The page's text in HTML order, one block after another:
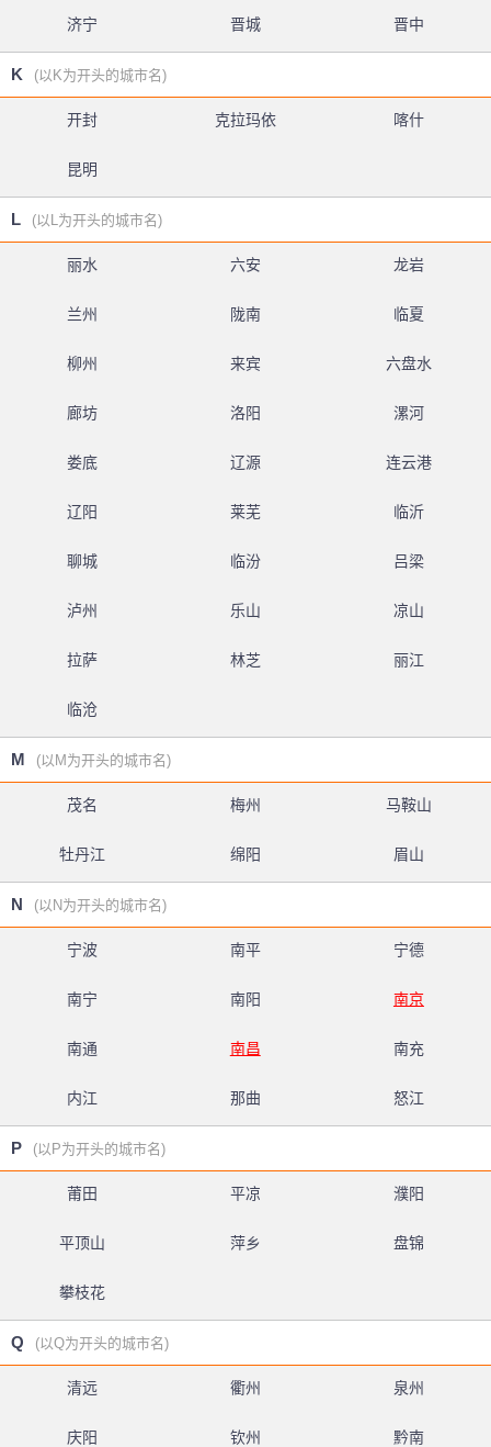
济宁 晋城 晋中
K (以K为开头的城市名)
开封 克拉玛依 喀什
昆明
L (以L为开头的城市名)
丽水 六安 龙岩
兰州 陇南 临夏
柳州 来宾 六盘水
廊坊 洛阳 漯河
娄底 辽源 连云港
辽阳 莱芜 临沂
聊城 临汾 吕梁
泸州 乐山 凉山
拉萨 林芝 丽江
临沧
M (以M为开头的城市名)
茂名 梅州 马鞍山
牡丹江 绵阳 眉山
N (以N为开头的城市名)
宁波 南平 宁德
南宁 南阳 南京
南通 南昌 南充
内江 那曲 怒江
P (以P为开头的城市名)
莆田 平凉 濮阳
平顶山 萍乡 盘锦
攀枝花
Q (以Q为开头的城市名)
清远 衢州 泉州
庆阳 钦州 黔南